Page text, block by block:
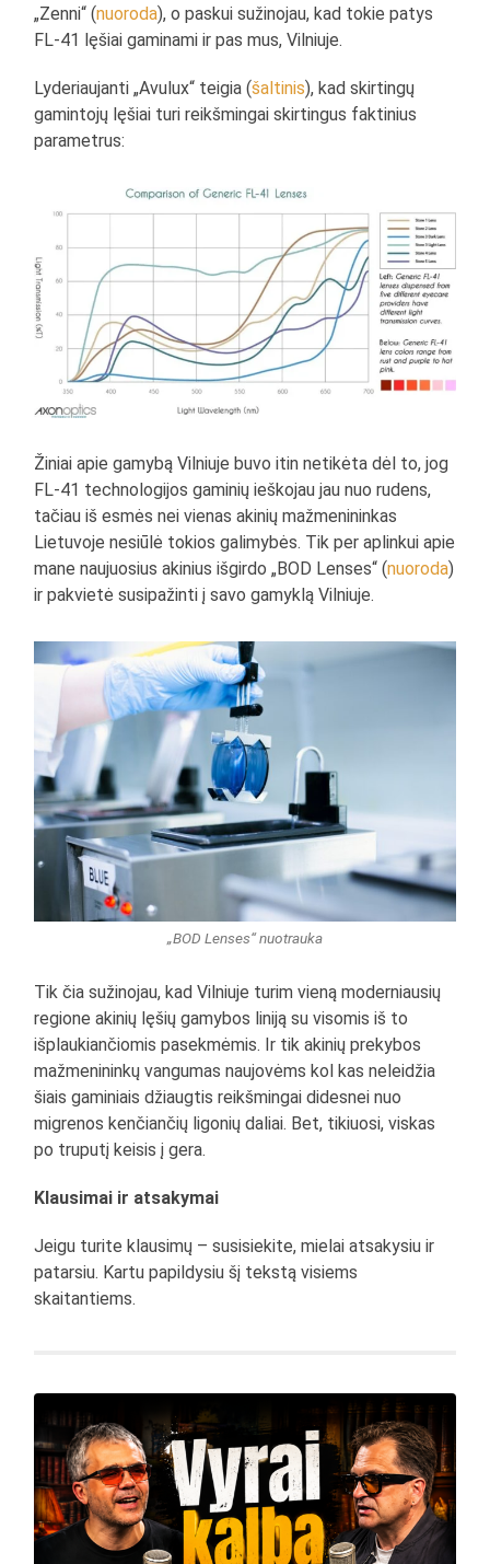
„Zenni“ (nuoroda), o paskui sužinojau, kad tokie patys
FL-41 lęšiai gaminami ir pas mus, Vilniuje.
Lyderiaujanti „Avulux“ teigia (šaltinis), kad skirtingų
gamintojų lęšiai turi reikšmingai skirtingus faktinius
parametrus:
Žiniai apie gamybą Vilniuje buvo itin netikėta dėl to, jog
FL-41 technologijos gaminių ieškojau jau nuo rudens,
tačiau iš esmės nei vienas akinių mažmenininkas
Lietuvoje nesiūlė tokios galimybės. Tik per aplinkui apie
mane naujuosius akinius išgirdo „BOD Lenses“ (nuoroda)
ir pakvietė susipažinti į savo gamyklą Vilniuje.
„BOD Lenses“ nuotrauka
Tik čia sužinojau, kad Vilniuje turim vieną moderniausių
regione akinių lęšių gamybos liniją su visomis iš to
išplaukiančiomis pasekmėmis. Ir tik akinių prekybos
mažmenininkų vangumas naujovėms kol kas neleidžia
šiais gaminiais džiaugtis reikšmingai didesnei nuo
migrenos kenčiančių ligonių daliai. Bet, tikiuosi, viskas
po truputį keisis į gera.
Klausimai ir atsakymai
Jeigu turite klausimų – susisiekite, mielai atsakysiu ir
patarsiu. Kartu papildysiu šį tekstą visiems
skaitantiems.